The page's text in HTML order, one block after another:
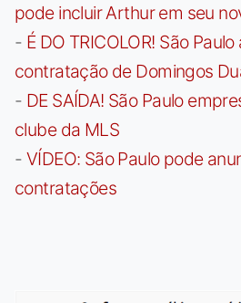
pode incluir Arthur em seu
- É DO TRICOLOR! São
contratação de Domingos
- DE SAÍDA! São Paulo
clube da MLS
- VÍDEO: São Paulo pode
contratações